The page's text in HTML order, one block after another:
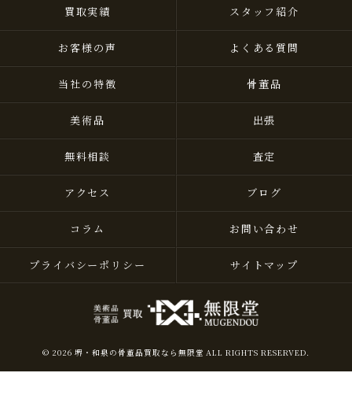
買取実績 スタッフ紹介
お客様の声 よくある質問
当社の特徴 骨董品
美術品 出張
無料相談 査定
アクセス ブログ
コラム お問い合わせ
プライバシーポリシー サイトマップ
© 2026 堺・和泉の骨董品買取なら無限堂 ALL RIGHTS RESERVED.